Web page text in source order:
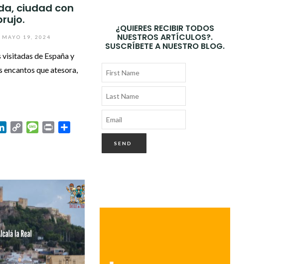
ciudad con
MAYO 19, 2024
visitadas de España y
que atesora,
LinkedIn
Copy Message
Print Compartir
¿QUIERES RECIBIR TODOS
NUESTROS ARTÍCULOS?.
SUSCRÍBETE A NUESTRO BLOG.